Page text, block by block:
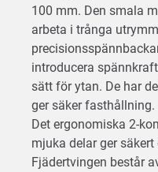
100 mm. Den smala
arbeta i trånga
introducera
sätt för ytan. De har
ger säker fasthållning.
Det ergonomiska 2-
mjuka delar ger
Fjädertvingen består